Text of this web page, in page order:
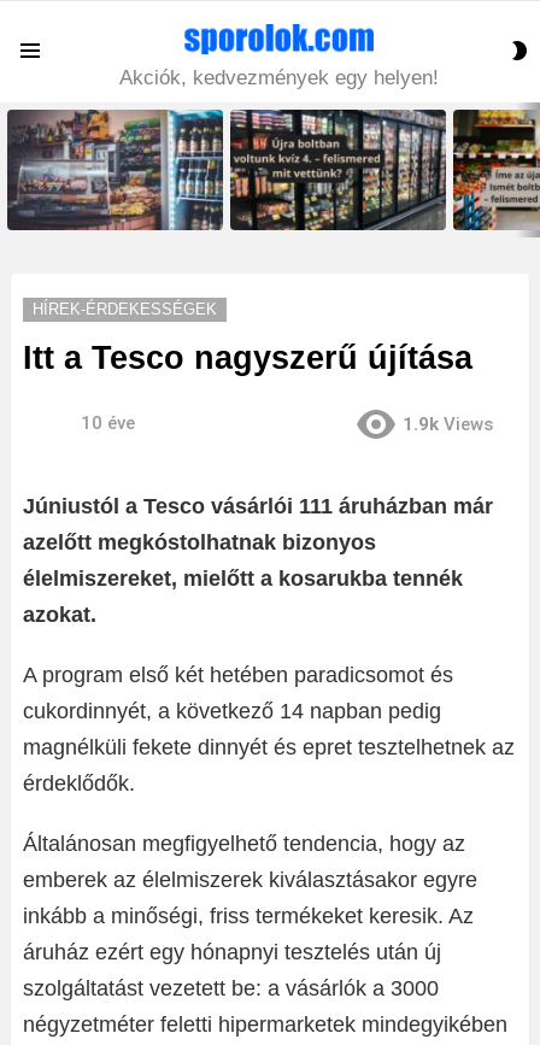
Akciók, kedvezmények egy helyen!
LATEST
STORIES
HÍREK-ÉRDEKESSÉGEK
Itt a Tesco nagyszerű újítása
10 éve 1.9k Views
Júniustól a Tesco vásárlói 111 áruházban már
azelőtt megkóstolhatnak bizonyos
élelmiszereket, mielőtt a kosarukba tennék
azokat.
A program első két hetében paradicsomot és
cukordinnyét, a következő 14 napban pedig
magnélküli fekete dinnyét és epret tesztelhetnek az
érdeklődők.
Általánosan megfigyelhető tendencia, hogy az
emberek az élelmiszerek kiválasztásakor egyre
inkább a minőségi, friss termékeket keresik. Az
áruház ezért egy hónapnyi tesztelés után új
szolgáltatást vezetett be: a vásárlók a 3000
négyzetméter feletti hipermarketek mindegyikében